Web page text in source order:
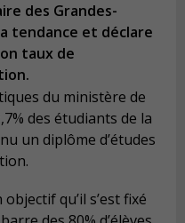
des Grandes-
tendance et déclare
taux de
du ministère de
des étudiants de la
un diplôme d’études
qu’il s’est fixé